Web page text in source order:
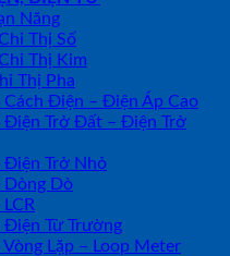
Năng
Thị Số
Thị Kim
Thị Pha
Điện – Điện Áp Cao
Điện Trở Đất – Điện Trở
Trở Nhỏ
Dò
Từ Trường
Lặp – Loop Meter